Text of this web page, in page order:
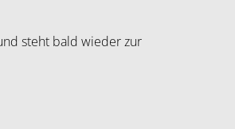
steht bald wieder zur